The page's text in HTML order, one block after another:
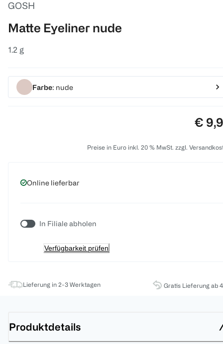
GOSH
Matte Eyeliner nude
1.2 g
Farbe: nude
€
Preise in Euro inkl. 20 % MwSt. zzgl.
Online lieferbar
In Filiale abholen
Verfügbarkeit prüfen
Lieferung in 2-3 Werktagen Gratis Lieferung ab
Produktdetails